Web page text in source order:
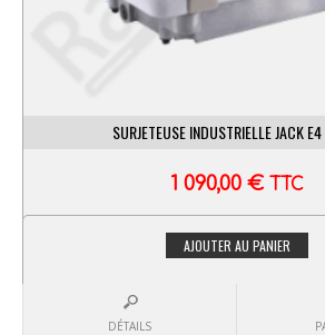
SURJETEUSE INDUSTRIELLE JACK
1 090,00 € TTC
AJOUTER AU PANIER
DÉTAILS